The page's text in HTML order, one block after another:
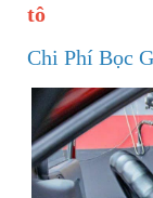
tô
Chi Phí Bọc